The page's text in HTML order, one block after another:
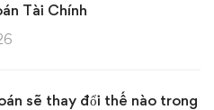
Tài Chính
sẽ thay đổi thế nào trong